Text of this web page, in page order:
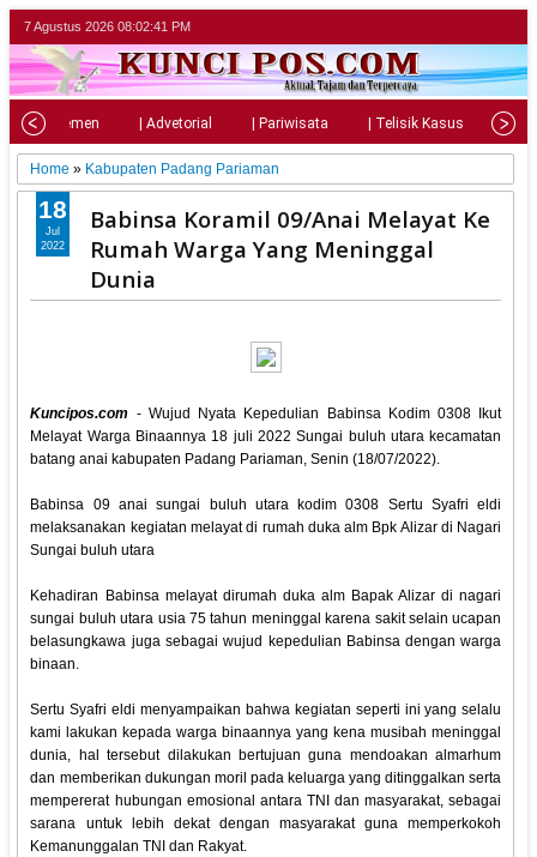
7 Agustus 2026 08:02:42 PM
| Parlemen | Advetorial | Pariwisata | Telisik Kasus |
Home » Kabupaten Padang Pariaman
Babinsa Koramil 09/Anai Melayat Ke
Rumah Warga Yang Meninggal
Dunia
Kuncipos.com - Wujud Nyata Kepedulian Babinsa Kodim 0308 Ikut
Melayat Warga Binaannya 18 juli 2022 Sungai buluh utara kecamatan
batang anai kabupaten Padang Pariaman, Senin (18/07/2022).
Babinsa 09 anai sungai buluh utara kodim 0308 Sertu Syafri eldi
melaksanakan kegiatan melayat di rumah duka alm Bpk Alizar di Nagari
Sungai buluh utara
Kehadiran Babinsa melayat dirumah duka alm Bapak Alizar di nagari
sungai buluh utara usia 75 tahun meninggal karena sakit selain ucapan
belasungkawa juga sebagai wujud kepedulian Babinsa dengan warga
binaan.
Sertu Syafri eldi menyampaikan bahwa kegiatan seperti ini yang selalu
kami lakukan kepada warga binaannya yang kena musibah meninggal
dunia, hal tersebut dilakukan bertujuan guna mendoakan almarhum
dan memberikan dukungan moril pada keluarga yang ditinggalkan serta
mempererat hubungan emosional antara TNI dan masyarakat, sebagai
sarana untuk lebih dekat dengan masyarakat guna memperkokoh
Kemanunggalan TNI dan Rakyat.
18
Jul
2022